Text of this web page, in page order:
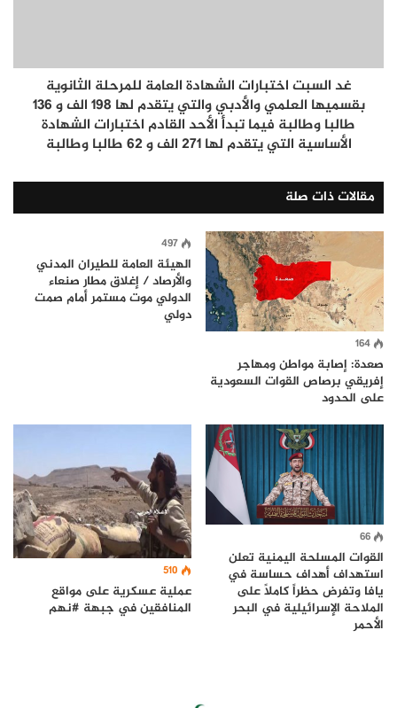
غد السبت اختبارات الشهادة العامة للمرحلة الثانوية
بقسميها العلمي والأدبي والتي يتقدم لها 198 الف و 136
طالبا وطالبة فيما تبدأ الأحد القادم اختبارات الشهادة
الأساسية التي يتقدم لها 271 الف و 62 طالبا وطالبة
مقالات ذات صلة
164
صعدة: إصابة مواطن ومهاجر
إفريقي برصاص القوات السعودية
على الحدود
497
الهيئة العامة للطيران المدني
والأرصاد / إغلاق مطار صنعاء
الدولي موت مستمر أمام صمت
دولي
66
القوات المسلحة اليمنية تعلن
استهداف أهداف حساسة في
يافا وتفرض حظراً كاملاً على
الملاحة الإسرائيلية في البحر
الأحمر
510
عملية عسكرية على مواقع
المنافقين في جبهة #نهم